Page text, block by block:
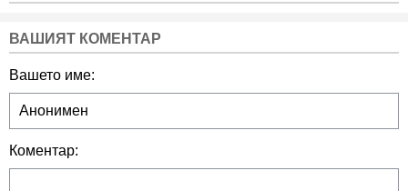
ВАШИЯТ КОМЕНТАР
Вашето име:
Коментар: